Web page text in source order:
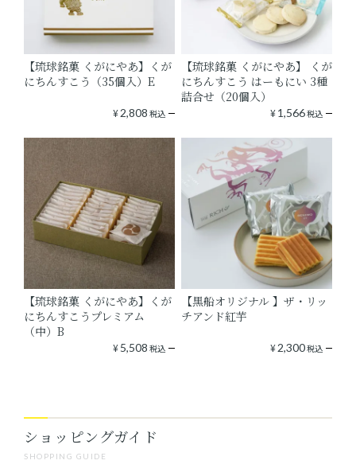
【琉球銘菓 くがにやあ】くが
にちんすこう（35個入）E
¥2,808 税込
【琉球銘菓 くがにやあ】 くが
にちんすこう はーもにい 3種
詰合せ（20個入）
¥1,566税込
【琉球銘菓 くがにやあ】くが
にちんすこうプレミアム
（中）B
¥5,508 税込
【黒船オリジナル 】ザ・リッ
チアンド紅芋
¥2,300税込
SHOPPING GUIDE
ショッピングガイド